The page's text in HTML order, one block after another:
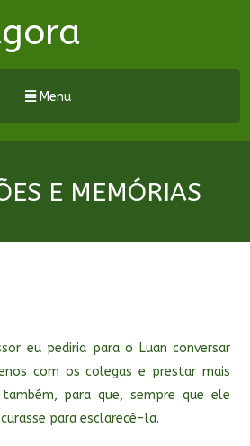
Menu
E MEMÓRIAS
eu pediria para o Luan conversar
com os colegas e prestar mais
para que, sempre que ele
para esclarecê-la.